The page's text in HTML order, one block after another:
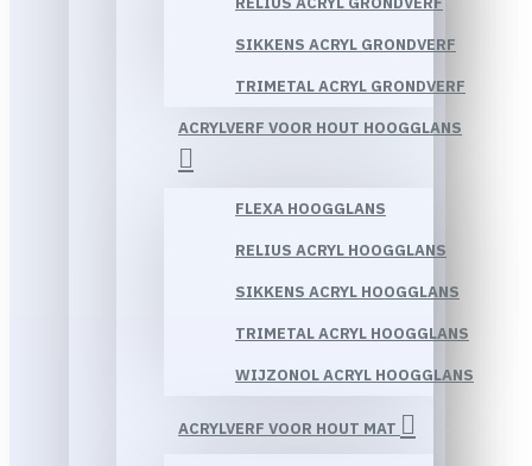
SIKKENS ACRYL GRONDVERF
TRIMETAL ACRYL GRONDVERF
ACRYLVERF VOOR HOUT HOOGGLANS
FLEXA HOOGGLANS
RELIUS ACRYL HOOGGLANS
SIKKENS ACRYL HOOGGLANS
TRIMETAL ACRYL HOOGGLANS
WIJZONOL ACRYL HOOGGLANS
ACRYLVERF VOOR HOUT MAT